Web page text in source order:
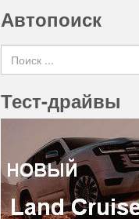
Автопоиск
Search for
Тест-драйвы